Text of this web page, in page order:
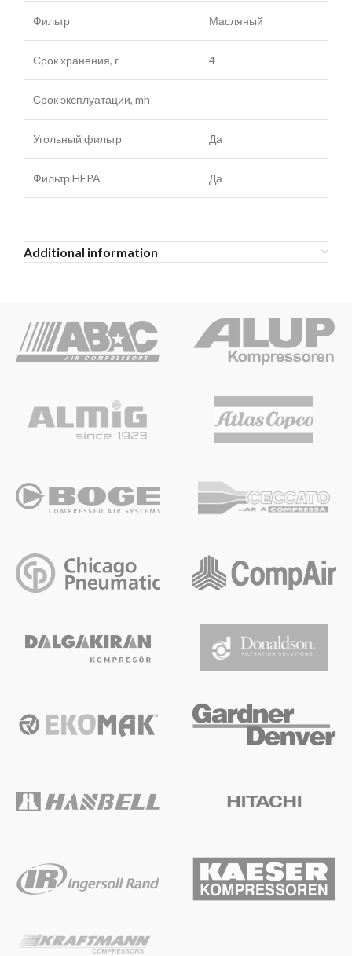
Фильтр Масляный
Срок хранения, г 4
Срок эксплуатации, mh
Угольный фильтр Да
Фильтр HEPA Да
Additional information